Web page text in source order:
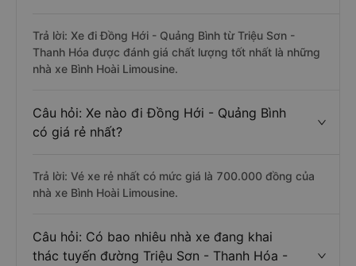
Trả lời: Xe đi Đồng Hới - Quảng Bình từ Triệu Sơn -
Thanh Hóa được đánh giá chất lượng tốt nhất là những
nhà xe Bình Hoài Limousine.
Câu hỏi: Xe nào đi Đồng Hới - Quảng Bình
có giá rẻ nhất?
Trả lời: Vé xe rẻ nhất có mức giá là 700.000 đồng của
nhà xe Bình Hoài Limousine.
Câu hỏi: Có bao nhiêu nhà xe đang khai
thác tuyến đường Triệu Sơn - Thanh Hóa -